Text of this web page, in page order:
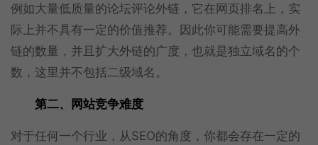
例如大量低质量的论坛评论外链，它在网页排名上，实
际上并不具有一定的价值推荐。因此你可能需要提高外
链的数量，并且扩大外链的广度，也就是独立域名的个
数，这里并不包括二级域名。
第二、网站竞争难度
对于任何一个行业，从SEO的角度，你都会存在一定的